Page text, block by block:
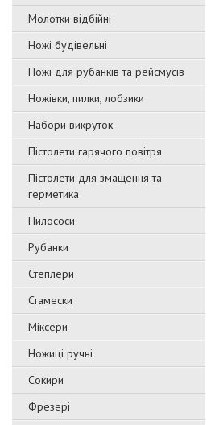
Молотки відбійні
Ножі будівельні
Ножі для рубанків та рейсмусів
Ножівки, пилки, лобзики
Набори викруток
Пістолети гарячого повітря
Пістолети для змащення та
герметика
Пилососи
Рубанки
Степлери
Стамески
Міксери
Ножиці ручні
Сокири
Фрезері